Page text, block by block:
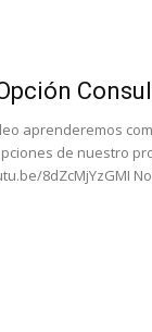
aprenderemos
de nuestro
8dZcMjYzGMI No